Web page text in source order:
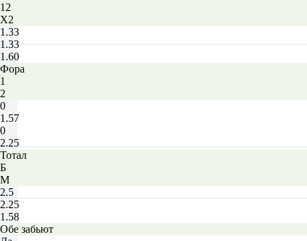
12
X2
1.33
1.33
1.60
Фора
1
2
0
1.57
0
2.25
Тотал
Б
М
2.5
2.25
1.58
Обе забьют